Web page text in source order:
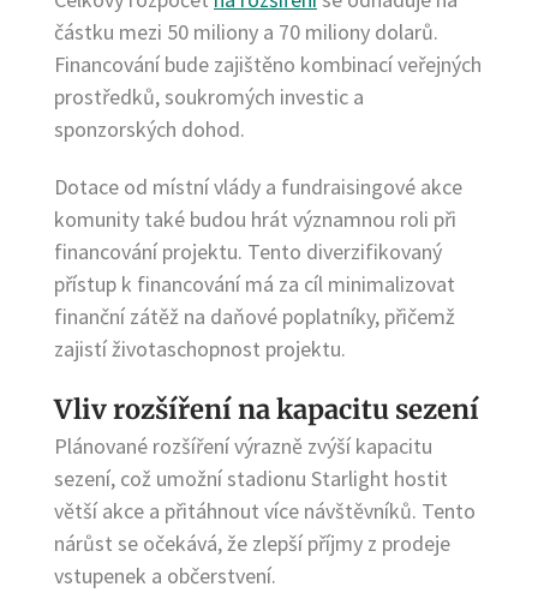
částku mezi 50 miliony a 70 miliony dolarů.
Financování bude zajištěno kombinací veřejných
prostředků, soukromých investic a
sponzorských dohod.
Dotace od místní vlády a fundraisingové akce
komunity také budou hrát významnou roli při
financování projektu. Tento diverzifikovaný
přístup k financování má za cíl minimalizovat
finanční zátěž na daňové poplatníky, přičemž
zajistí životaschopnost projektu.
Vliv rozšíření na kapacitu sezení
Plánované rozšíření výrazně zvýší kapacitu
sezení, což umožní stadionu Starlight hostit
větší akce a přitáhnout více návštěvníků. Tento
nárůst se očekává, že zlepší příjmy z prodeje
vstupenek a občerstvení.